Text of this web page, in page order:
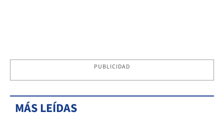
PUBLICIDAD
MÁS LEÍDAS